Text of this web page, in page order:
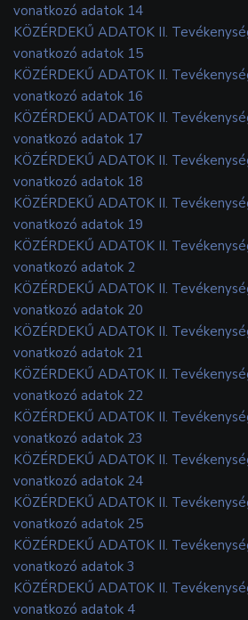
vonatkozó adatok 14
KÖZÉRDEKŰ ADATOK II.
vonatkozó adatok 15
KÖZÉRDEKŰ ADATOK II.
vonatkozó adatok 16
KÖZÉRDEKŰ ADATOK II.
vonatkozó adatok 17
KÖZÉRDEKŰ ADATOK II.
vonatkozó adatok 18
KÖZÉRDEKŰ ADATOK II.
vonatkozó adatok 19
KÖZÉRDEKŰ ADATOK II.
vonatkozó adatok 2
KÖZÉRDEKŰ ADATOK II.
vonatkozó adatok 20
KÖZÉRDEKŰ ADATOK II.
vonatkozó adatok 21
KÖZÉRDEKŰ ADATOK II.
vonatkozó adatok 22
KÖZÉRDEKŰ ADATOK II.
vonatkozó adatok 23
KÖZÉRDEKŰ ADATOK II.
vonatkozó adatok 24
KÖZÉRDEKŰ ADATOK II.
vonatkozó adatok 25
KÖZÉRDEKŰ ADATOK II.
vonatkozó adatok 3
KÖZÉRDEKŰ ADATOK II.
vonatkozó adatok 4